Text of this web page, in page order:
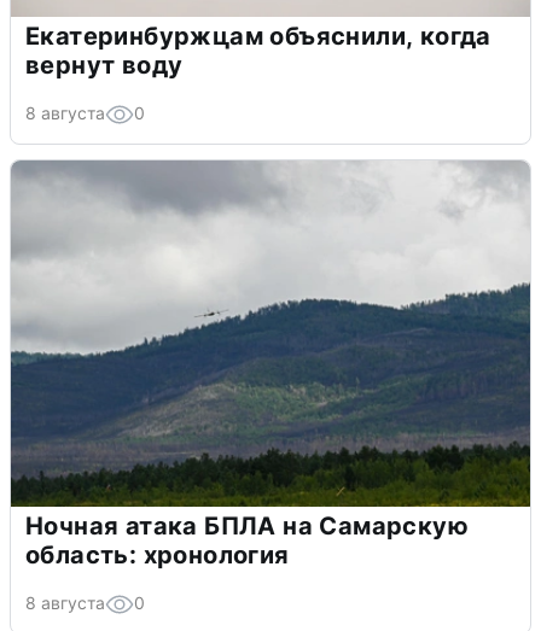
Екатеринбуржцам объяснили, когда
вернут воду
8 августа 0
Ночная атака БПЛА на Самарскую
область: хронология
8 августа 0